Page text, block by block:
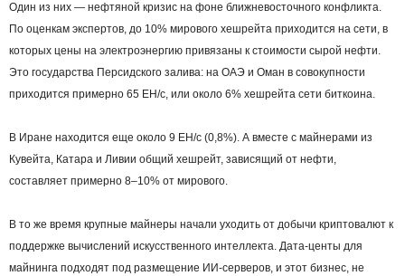
Один из них — нефтяной кризис на фоне ближневосточного конфликта.
По оценкам экспертов, до 10% мирового хешрейта приходится на сети, в
которых цены на электроэнергию привязаны к стоимости сырой нефти.
Это государства Персидского залива: на ОАЭ и Оман в совокупности
приходится примерно 65 EH/с, или около 6% хешрейта сети биткоина.
В Иране находится еще около 9 EH/с (0,8%). А вместе с майнерами из
Кувейта, Катара и Ливии общий хешрейт, зависящий от нефти,
составляет примерно 8–10% от мирового.
В то же время крупные майнеры начали уходить от добычи криптовалют к
поддержке вычислений искусственного интеллекта. Дата-центы для
майнинга подходят под размещение ИИ-серверов, и этот бизнес, не